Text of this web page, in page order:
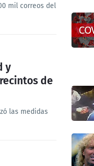
mil correos del
y
de
las medidas